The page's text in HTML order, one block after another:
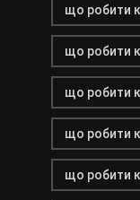
що робити
що робити
що робити
що робити
що робити